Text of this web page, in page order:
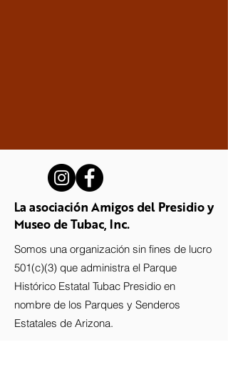
La asociación Amigos del Presidio y
Museo de Tubac, Inc.
Somos una organización sin fines de lucro
501(c)(3) que administra el Parque
Histórico Estatal Tubac Presidio en
nombre de los Parques y Senderos
Estatales de Arizona.